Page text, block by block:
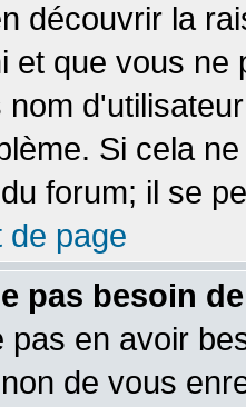
découvrir la
et que vous
Si cela
forum; il se
de page
pas besoin
pas en avoir
de vous